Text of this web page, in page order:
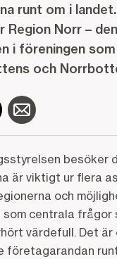
runt om i
Region Norr –
i föreningen
och
besöker
är viktigt ur flera
och
centrala frågor
värdefull. Det är